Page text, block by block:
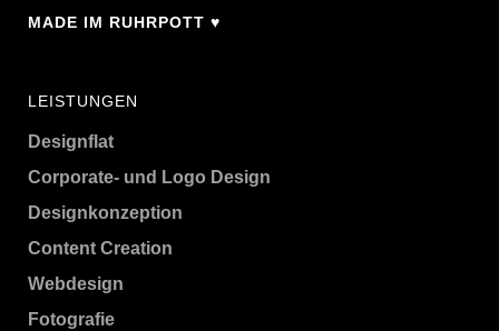
MADE IM RUHRPOTT ♥
LEISTUNGEN
Designflat
Corporate- und Logo Design
Designkonzeption
Content Creation
Webdesign
Fotografie